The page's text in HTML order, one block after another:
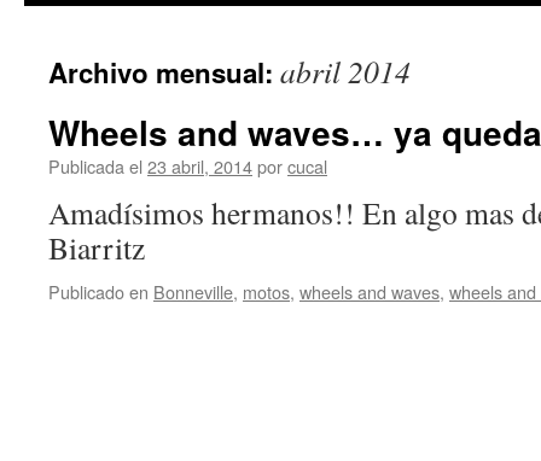
Archivo mensual: abril 2014
Wheels and waves… ya
Publicada el 23 abril, 2014porcucal
Amadísimos hermanos!! En algo mas
Biarritz
Publicado en Bonneville, motos, wheels and waves, wheels